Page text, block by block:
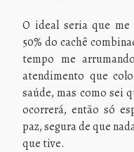
O ideal seria que me
50% do cachê
tempo me
atendimento que
saúde, mas como sei
ocorrerá, então só
paz, segura de que
que tive.